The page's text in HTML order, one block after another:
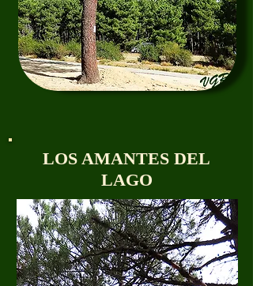
LOS AMANTES DEL
LAGO